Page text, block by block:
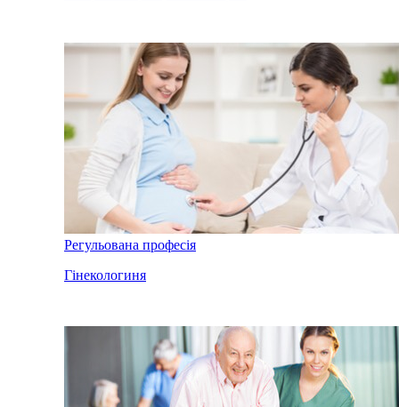
Регульована професія
Гінекологиня